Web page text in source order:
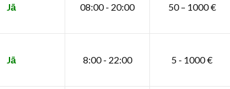
Jā 08:00 - 20:00 50 – 1000 €
Jā 8:00 - 22:00 5 - 1000 €